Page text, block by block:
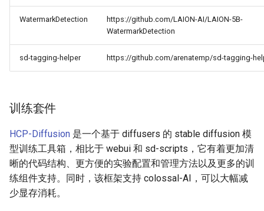
WatermarkDetection
https://github.com/LAION-AI/LAION-5B-
WatermarkDetection
sd-tagging-helper https://github.com/arenatemp/sd-tagging-
训练套件
HCP-Diffusion 是一个基于 diffusers 的 stable diffusion 模
型训练工具箱，相比于 webui 和 sd-scripts，它有着更加清
晰的代码结构、更方便的实验配置和管理方法以及更多的训
练组件支持。同时，该框架支持 colossal-AI，可以大幅减
少显存消耗。